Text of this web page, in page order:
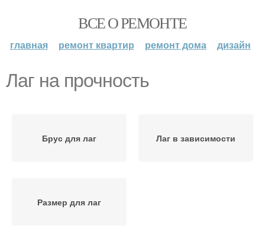
ВСЕ О РЕМОНТЕ
главная ремонт квартир ремонт дома дизайн
Лаг на прочность
Брус для лаг Лаг в зависимости
Размер для лаг